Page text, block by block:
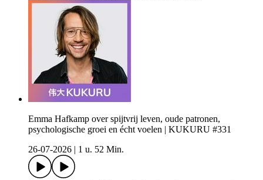
Emma Hafkamp over spijtvrij leven, oude patronen,
psychologische groei en écht voelen | KUKURU #331
26-07-2026
1 u. 52 Min.